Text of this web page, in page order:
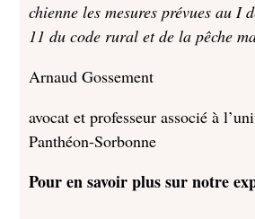
chienne les mesures prévues au I
11 du code rural et de la pêche
Arnaud Gossement
avocat et professeur associé à
Panthéon-Sorbonne
Pour en savoir plus sur notre